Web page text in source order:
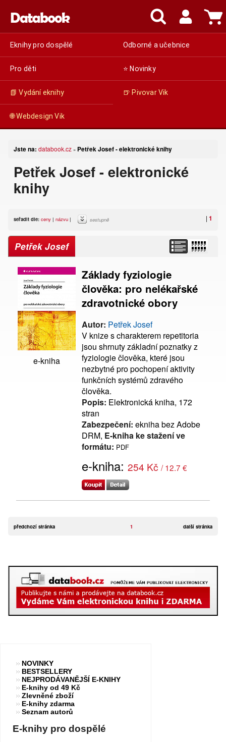
Eknihy pro dospělé Odborné a učebnice
Pro děti ⭐ Novinky
📗 Vydání eknihy 🍺 Pivovar Vik
🌐 Webdesign Vik
Jste na: databook.cz » Petřek Josef - elektronické knihy
Petřek Josef - elektronické
knihy
| 1
seřadit dle: ceny | názvu | sestupně
Petřek Josef
e-kniha
Základy fyziologie
člověka: pro nelékařské
zdravotnické obory
Autor: Petřek Josef
V knize s charakterem repetitoria
jsou shrnuty základní poznatky z
fyziologie člověka, které jsou
nezbytné pro pochopení aktivity
funkčních systémů zdravého
člověka.
Popis: Elektronická kniha, 172
stran
Zabezpečení: ekniha bez Adobe
DRM, E-kniha ke stažení ve
formátu: PDF
e-kniha: 254 Kč / 12.7 €
další stránka
předchozí stránka 1
NOVINKY
BESTSELLERY
NEJPRODÁVANĚJŠÍ E-KNIHY
E-knihy od 49 Kč
Zlevněné zboží
E-knihy zdarma
Seznam autorů
E-knihy pro dospělé